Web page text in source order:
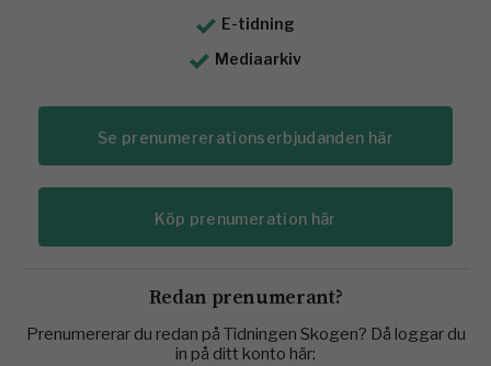
E-tidning
Mediaarkiv
Se prenumererationserbjudanden här
Köp prenumeration här
Redan prenumerant?
Prenumererar du redan på Tidningen Skogen? Då loggar du
in på ditt konto här: